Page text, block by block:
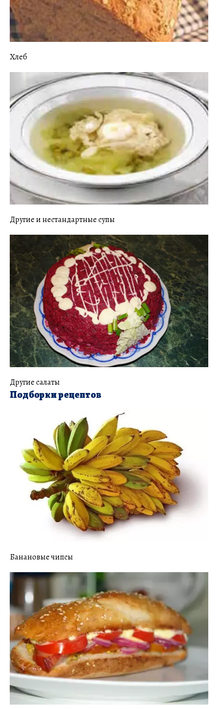
Хлеб
Другие и нестандартные супы
Другие салаты
Подборки рецептов
Банановые чипсы